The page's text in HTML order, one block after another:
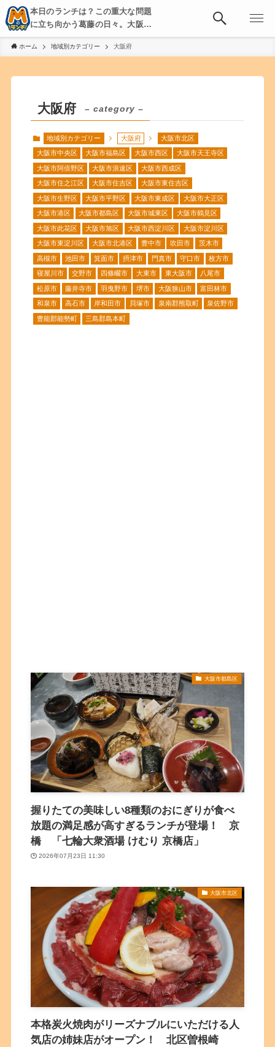
本日のランチは？この重大な問題
に立ち向かう葛藤の日々。大阪・
京都・神戸を中心とした食べ歩
き、飲み歩きを綴る。
ホーム 地域別カテゴリー 大阪府
大阪府 – category –
地域別カテゴリー 大阪府 大阪市北区
大阪市中央区 大阪市福島区 大阪市西区 大阪市天王寺区
大阪市阿倍野区 大阪市浪速区 大阪市西成区
大阪市住之江区 大阪市住吉区 大阪市東住吉区
大阪市生野区 大阪市平野区 大阪市東成区 大阪市大正区
大阪市港区 大阪市都島区 大阪市城東区 大阪市鶴見区
大阪市此花区 大阪市旭区 大阪市西淀川区 大阪市淀川区
大阪市東淀川区 大阪市北港区 豊中市 吹田市 茨木市
高槻市 池田市 箕面市 摂津市 門真市 守口市 枚方市
寝屋川市 交野市 四條畷市 大東市 東大阪市 八尾市
松原市 藤井寺市 羽曳野市 堺市 大阪狭山市 富田林市
和泉市 高石市 岸和田市 貝塚市 泉南郡熊取町 泉佐野市
豊能郡能勢町 三島郡島本町
大阪市都島区
握りたての美味しい8種類のおにぎりが食べ
放題の満足感が高すぎるランチが登場！ 京
橋 「七輪大衆酒場 けむり 京橋店」
2026年07月23日 11:30
大阪市北区
本格炭火焼肉がリーズナブルにいただける人
気店の姉妹店がオープン！ 北区曽根崎